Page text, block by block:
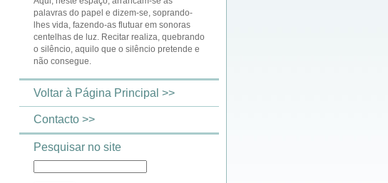
palavras do papel e dizem-se, soprando-
lhes vida, fazendo-as flutuar em sonoras
centelhas de luz. Recitar realiza, quebrando
o silêncio, aquilo que o silêncio pretende e
não consegue.
Voltar à Página Principal >>
Contacto >>
Pesquisar no site